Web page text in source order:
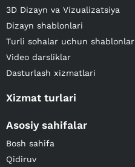
3D Dizayn va Vizualizatsiya
Dizayn shablonlari
Turli sohalar uchun shablonlar
Video darsliklar
Dasturlash xizmatlari
Xizmat turlari
Asosiy sahifalar
Bosh sahifa
Qidiruv